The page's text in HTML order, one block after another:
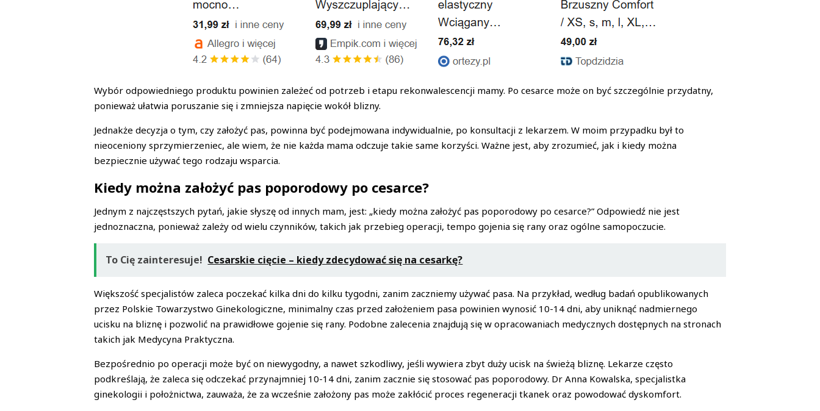
Wybór odpowiedniego produktu powinien zależeć od potrzeb i etapu rekonwalescencji mamy. Po cesarce może on być szczególnie przydatny,
ponieważ ułatwia poruszanie się i zmniejsza napięcie wokół blizny.
Jednakże decyzja o tym, czy założyć pas, powinna być podejmowana indywidualnie, po konsultacji z lekarzem. W moim przypadku był to
nieoceniony sprzymierzeniec, ale wiem, że nie każda mama odczuje takie same korzyści. Ważne jest, aby zrozumieć, jak i kiedy można
bezpiecznie używać tego rodzaju wsparcia.
Kiedy można założyć pas poporodowy po cesarce?
Jednym z najczęstszych pytań, jakie słyszę od innych mam, jest: „kiedy można założyć pas poporodowy po cesarce?” Odpowiedź nie jest
jednoznaczna, ponieważ zależy od wielu czynników, takich jak przebieg operacji, tempo gojenia się rany oraz ogólne samopoczucie.
To Cię zainteresuje! Cesarskie cięcie – kiedy zdecydować się na cesarkę?
Większość specjalistów zaleca poczekać kilka dni do kilku tygodni, zanim zaczniemy używać pasa. Na przykład, według badań opublikowanych
przez Polskie Towarzystwo Ginekologiczne, minimalny czas przed założeniem pasa powinien wynosić 10-14 dni, aby uniknąć nadmiernego
ucisku na bliznę i pozwolić na prawidłowe gojenie się rany. Podobne zalecenia znajdują się w opracowaniach medycznych dostępnych na stronach
takich jak Medycyna Praktyczna.
Bezpośrednio po operacji może być on niewygodny, a nawet szkodliwy, jeśli wywiera zbyt duży ucisk na świeżą bliznę. Lekarze często
podkreślają, że zaleca się odczekać przynajmniej 10-14 dni, zanim zacznie się stosować pas poporodowy. Dr Anna Kowalska, specjalistka
ginekologii i położnictwa, zauważa, że za wcześnie założony pas może zakłócić proces regeneracji tkanek oraz powodować dyskomfort.